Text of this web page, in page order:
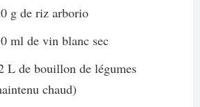
g de riz arborio
ml de vin blanc sec
L de bouillon de légumes
chaud)